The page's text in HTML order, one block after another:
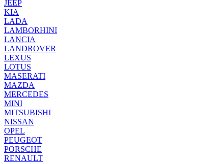
JEEP
KIA
LADA
LAMBORHINI
LANCIA
LANDROVER
LEXUS
LOTUS
MASERATI
MAZDA
MERCEDES
MINI
MITSUBISHI
NISSAN
OPEL
PEUGEOT
PORSCHE
RENAULT